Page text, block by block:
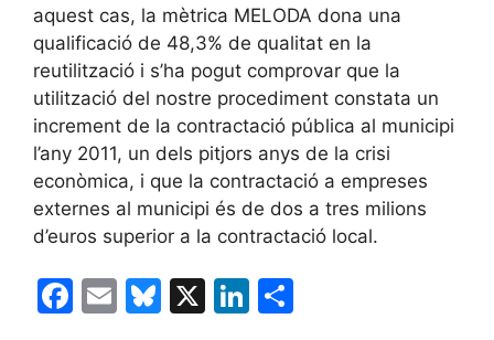
aquest cas, la mètrica MELODA dona una
qualificació de 48,3% de qualitat en la
reutilització i s’ha pogut comprovar que la
utilització del nostre procediment constata un
increment de la contractació pública al municipi
l’any 2011, un dels pitjors anys de la crisi
econòmica, i que la contractació a empreses
externes al municipi és de dos a tres milions
d’euros superior a la contractació local.
F
E
Bl X
Li